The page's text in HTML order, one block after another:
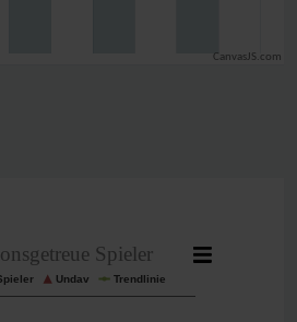
CanvasJS.com